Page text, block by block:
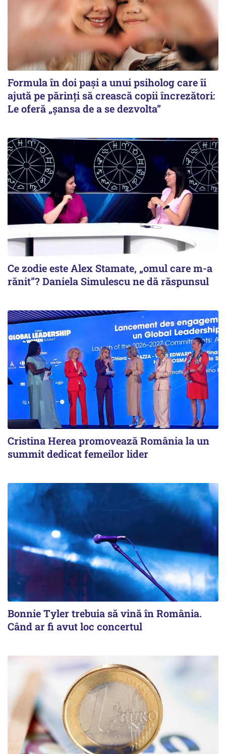
Formula în doi pași a unui psiholog care îi
ajută pe părinți să crească copii încrezători:
Le oferă „șansa de a se dezvolta”
Ce zodie este Alex Stamate, „omul care m-a
rănit”? Daniela Simulescu ne dă răspunsul
Cristina Herea promovează România la un
summit dedicat femeilor lider
Bonnie Tyler trebuia să vină în România.
Când ar fi avut loc concertul